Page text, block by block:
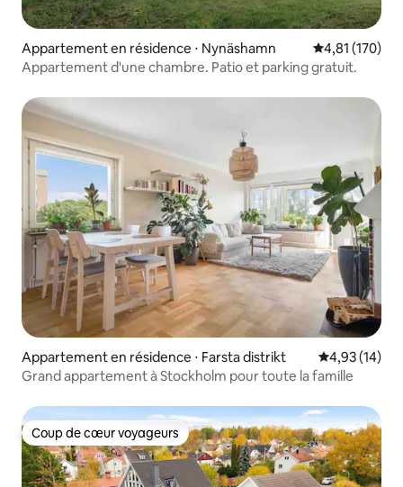
Appartement en résidence ⋅ Nynäshamn Évaluation
4,81 (170)
Appartement d'une chambre. Patio et parking gratuit.
Appartement en résidence ⋅ Farsta distrikt Évaluation
4,93 (14)
Grand appartement à Stockholm pour toute la famille
Coup de cœur voyageurs
Coup de cœur voyageurs